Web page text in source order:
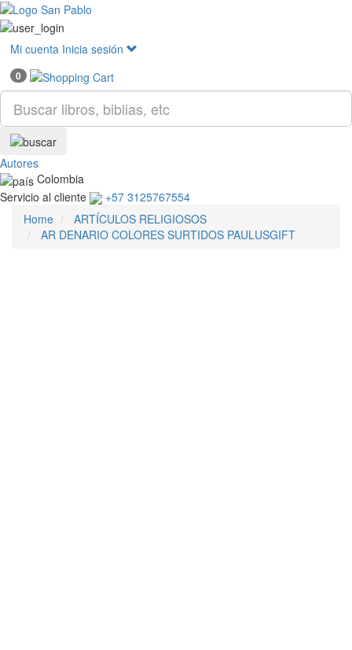
Mi cuenta Inicia sesión
0
Autores
Colombia
Servicio al cliente
+57 3125767554
Home
ARTÍCULOS RELIGIOSOS
AR DENARIO COLORES SURTIDOS PAULUSGIFT